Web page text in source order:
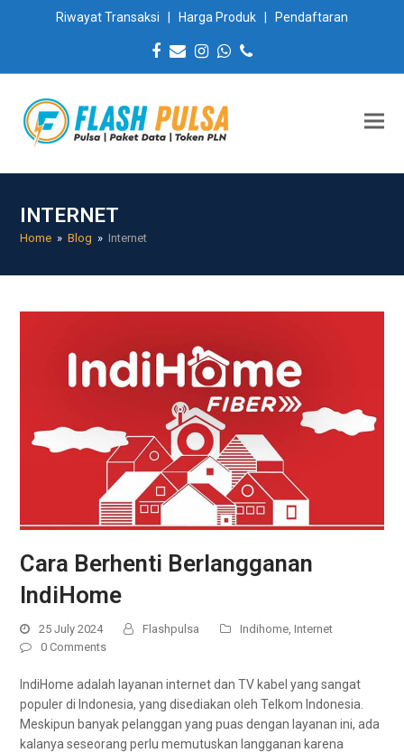
Riwayat Transaksi Harga Produk Pendaftaran
Facebook
EmailInstagram
Whatsapp
Phone
INTERNET
Home » Blog » Internet
Cara Berhenti Berlangganan
IndiHome
25 July 2024 Flashpulsa Indihome,Internet
0 Comments
IndiHome adalah layanan internet dan TV kabel yang sangat
populer di Indonesia, yang disediakan oleh Telkom Indonesia.
Meskipun banyak pelanggan yang puas dengan layanan ini, ada
kalanya seseorang perlu memutuskan langganan karena